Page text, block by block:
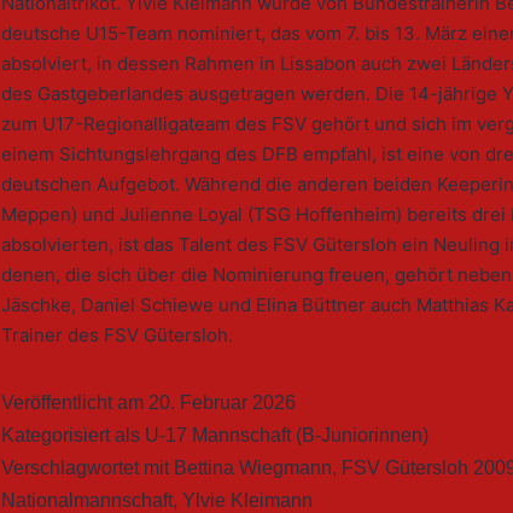
deutsche U15-Team nominiert, das vom 7. bis 13. März
absolviert, in dessen Rahmen in Lissabon auch zwei
des Gastgeberlandes ausgetragen werden. Die 14-jährige
zum U17-Regionalligateam des FSV gehört und sich im
einem Sichtungslehrgang des DFB empfahl, ist eine von
deutschen Aufgebot. Während die anderen beiden
Meppen) und Julienne Loyal (TSG Hoffenheim) bereits drei
absolvierten, ist das Talent des FSV Gütersloh ein Neuling
denen, die sich über die Nominierung freuen, gehört
Jäschke, Daniel Schiewe und Elina Büttner auch Matthias
Trainer des FSV Gütersloh.
Veröffentlicht am 20. Februar 2026
Kategorisiert als U-17 Mannschaft (B-Juniorinnen)
Verschlagwortet mit Bettina Wiegmann, FSV Gütersloh
Nationalmannschaft, Ylvie Kleimann